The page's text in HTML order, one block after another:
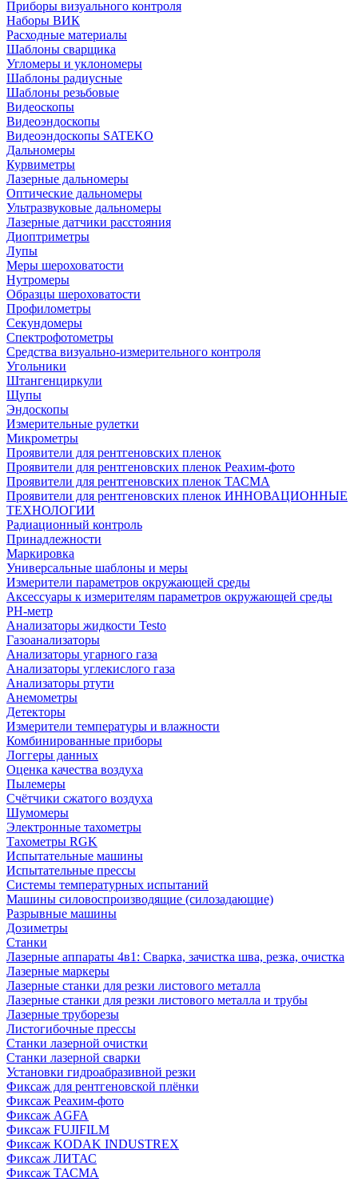
Приборы визуального контроля
Наборы ВИК
Расходные материалы
Шаблоны сварщика
Угломеры и уклономеры
Шаблоны радиусные
Шаблоны резьбовые
Видеоскопы
Видеоэндоскопы
Видеоэндоскопы SATEKO
Дальномеры
Курвиметры
Лазерные дальномеры
Оптические дальномеры
Ультразвуковые дальномеры
Лазерные датчики расстояния
Диоптриметры
Лупы
Меры шероховатости
Нутромеры
Образцы шероховатости
Профилометры
Секундомеры
Спектрофотометры
Средства визуально-измерительного контроля
Угольники
Штангенциркули
Щупы
Эндоскопы
Измерительные рулетки
Микрометры
Проявители для рентгеновских пленок
Проявители для рентгеновских пленок Реахим-фото
Проявители для рентгеновских пленок ТАСМА
Проявители для рентгеновских пленок ИННОВАЦИОННЫЕ
ТЕХНОЛОГИИ
Радиационный контроль
Принадлежности
Маркировка
Универсальные шаблоны и меры
Измерители параметров окружающей среды
Аксессуары к измерителям параметров окружающей среды
PH-метр
Анализаторы жидкости Testo
Газоанализаторы
Анализаторы угарного газа
Анализаторы углекислого газа
Анализаторы ртути
Анемометры
Детекторы
Измерители температуры и влажности
Комбинированные приборы
Логгеры данных
Оценка качества воздуха
Пылемеры
Счётчики сжатого воздуха
Шумомеры
Электронные тахометры
Тахометры RGK
Испытательные машины
Испытательные прессы
Системы температурных испытаний
Машины силовоспроизводящие (силозадающие)
Разрывные машины
Дозиметры
Станки
Лазерные аппараты 4в1: Сварка, зачистка шва, резка, очистка
Лазерные маркеры
Лазерные станки для резки листового металла
Лазерные станки для резки листового металла и трубы
Лазерные труборезы
Листогибочные прессы
Станки лазерной очистки
Станки лазерной сварки
Установки гидроабразивной резки
Фиксаж для рентгеновской плёнки
Фиксаж Реахим-фото
Фиксаж AGFA
Фиксаж FUJIFILM
Фиксаж KODAK INDUSTREX
Фиксаж ЛИТАС
Фиксаж ТАСМА